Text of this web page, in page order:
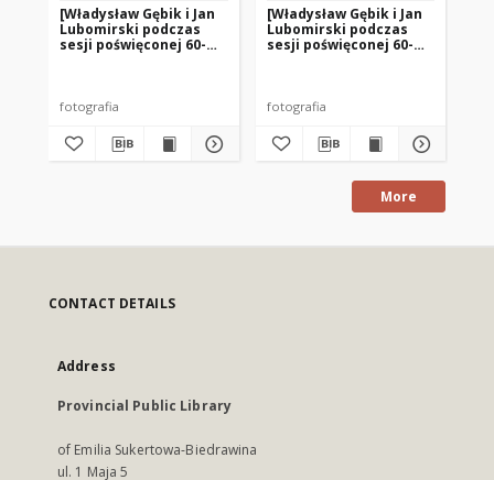
[Władysław Gębik i Jan
Lubomirski podczas
sesji poświęconej 60-
fotografia
[Władysław Gębik i Jan
Lubomirski podczas
sesji poświęconej 60-
fotografia
More
CONTACT DETAILS
Address
Provincial Public Library
of Emilia Sukertowa-Biedrawina
ul. 1 Maja 5